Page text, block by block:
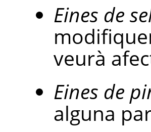
Eines de
veurà
Eines de
alguna